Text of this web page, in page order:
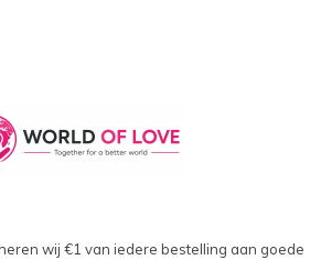
wij €1 van iedere bestelling aan goede